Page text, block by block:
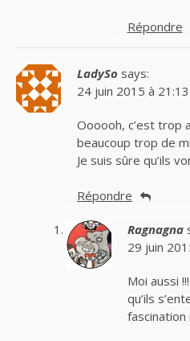
Répondre
LadySo says:
24 juin 2015 à 21:13
Oooooh, c’est trop
beaucoup trop de
Je suis sûre qu’ils
Répondre
Ragnagna
29 juin
Moi aussi
qu’ils
fascination